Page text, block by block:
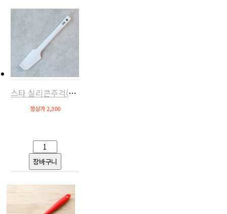
스타 실리콘주걱(일체형,소)
정상가 2,300